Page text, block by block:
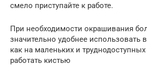
смело приступайте к работе.
При необходимости окрашивания
значительно удобнее использовать
как на маленьких и труднодоступных
работать кистью